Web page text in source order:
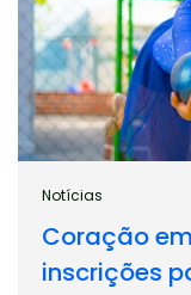
Notícias
Coração
inscrições